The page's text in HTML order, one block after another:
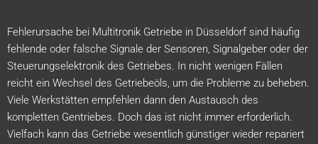
Fehlerursache bei Multitronik Getriebe in Düsseldorf sind häufig
fehlende oder falsche Signale der Sensoren, Signalgeber oder der
Steuerungselektronik des Getriebes. In nicht wenigen Fällen
reicht ein Wechsel des Getriebeöls, um die Probleme zu beheben.
Viele Werkstätten empfehlen dann den Austausch des
kompletten Gentriebes. Doch das ist nicht immer erforderlich.
Vielfach kann das Getriebe wesentlich günstiger wieder repariert